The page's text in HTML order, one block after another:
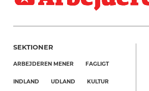
SEKTIONER
ARBEJDEREN MENER FAGLIGT
INDLAND UDLAND KULTUR